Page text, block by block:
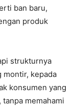
ban baru,
produk
strukturnya
montir, kepada
konsumen yang
memahami